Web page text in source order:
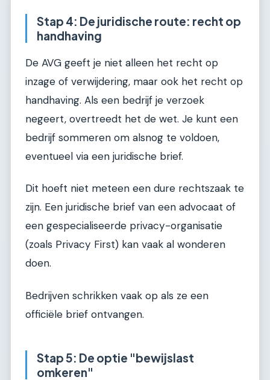
Stap 4: De juridische route: recht op
handhaving
De AVG geeft je niet alleen het recht op
inzage of verwijdering, maar ook het recht op
handhaving. Als een bedrijf je verzoek
negeert, overtreedt het de wet. Je kunt een
bedrijf sommeren om alsnog te voldoen,
eventueel via een juridische brief.
Dit hoeft niet meteen een dure rechtszaak te
zijn. Een juridische brief van een advocaat of
een gespecialiseerde privacy-organisatie
(zoals Privacy First) kan vaak al wonderen
doen.
Bedrijven schrikken vaak op als ze een
officiële brief ontvangen.
Stap 5: De optie "bewijslast
omkeren"